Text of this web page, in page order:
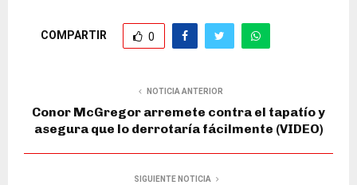
COMPARTIR 0
NOTICIA ANTERIOR
Conor McGregor arremete contra el tapatío y
asegura que lo derrotaría fácilmente (VIDEO)
SIGUIENTE NOTICIA